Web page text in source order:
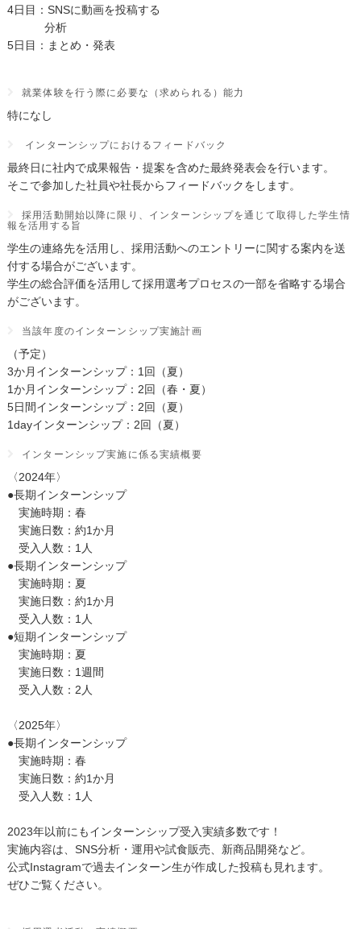
4日目：SNSに動画を投稿する
分析
5日目：まとめ・発表
就業体験を行う際に必要な（求められる）能力
特になし
インターンシップにおけるフィードバック
最終日に社内で成果報告・提案を含めた最終発表会を行います。
そこで参加した社員や社長からフィードバックをします。
採用活動開始以降に限り、インターンシップを通じて取得した学生情
報を活用する旨
学生の連絡先を活用し、採用活動へのエントリーに関する案内を送
付する場合がございます。
学生の総合評価を活用して採用選考プロセスの一部を省略する場合
がございます。
当該年度のインターンシップ実施計画
（予定）
3か月インターンシップ：1回（夏）
1か月インターンシップ：2回（春・夏）
5日間インターンシップ：2回（夏）
1dayインターンシップ：2回（夏）
インターンシップ実施に係る実績概要
〈2024年〉
●長期インターンシップ
実施時期：春
実施日数：約1か月
受入人数：1人
●長期インターンシップ
実施時期：夏
実施日数：約1か月
受入人数：1人
●短期インターンシップ
実施時期：夏
実施日数：1週間
受入人数：2人
〈2025年〉
●長期インターンシップ
実施時期：春
実施日数：約1か月
受入人数：1人
2023年以前にもインターンシップ受入実績多数です！
実施内容は、SNS分析・運用や試食販売、新商品開発など。
公式Instagramで過去インターン生が作成した投稿も見れます。
ぜひご覧ください。